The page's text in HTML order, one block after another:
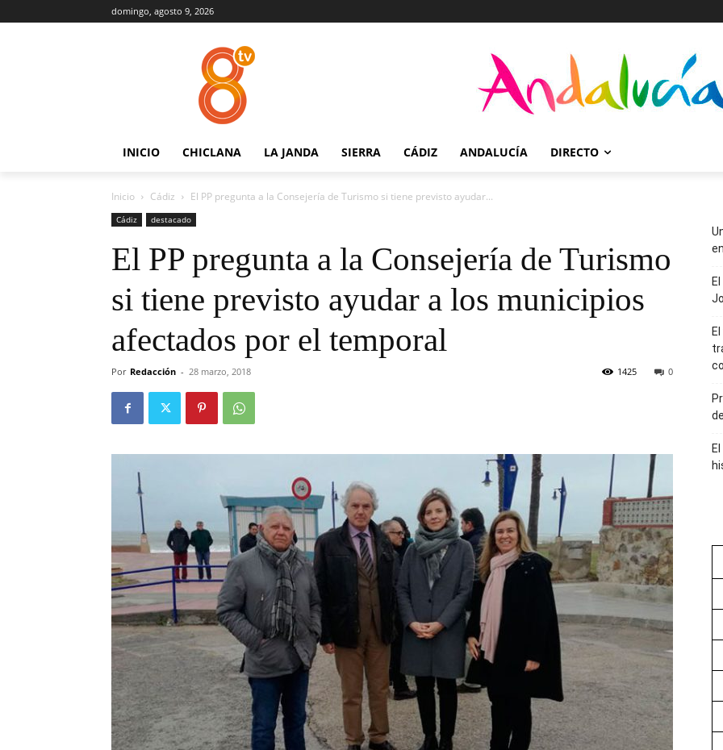
domingo, agosto 9, 2026
INICIO CHICLANA LA JANDA SIERRA CÁDIZ ANDALUCÍA DIRECTO
Inicio Cádiz El PP pregunta a la Consejería de Turismo si tiene previsto ayudar...
Cádiz destacado
El PP pregunta a la Consejería de Turismo
si tiene previsto ayudar a los municipios
afectados por el temporal
Por Redacción - 28 marzo, 2018 0
1425